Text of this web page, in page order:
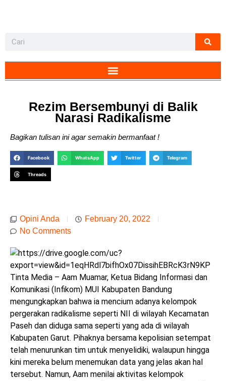
Rezim Bersembunyi di Balik
Narasi Radikalisme
Bagikan tulisan ini agar semakin bermanfaat !
Facebook WhatsApp Twitter Telegram
Threads
Opini Anda
February 20, 2022
No Comments
Tinta Media – Aam Muamar, Ketua Bidang Informasi dan
Komunikasi (Infikom) MUI Kabupaten Bandung
mengungkapkan bahwa ia mencium adanya kelompok
pergerakan radikalisme seperti NII di wilayah Kecamatan
Paseh dan diduga sama seperti yang ada di wilayah
Kabupaten Garut. Pihaknya bersama kepolisian setempat
telah menurunkan tim untuk menyelidiki, walaupun hingga
kini mereka belum menemukan data yang jelas akan hal
tersebut. Namun, Aam menilai aktivitas kelompok